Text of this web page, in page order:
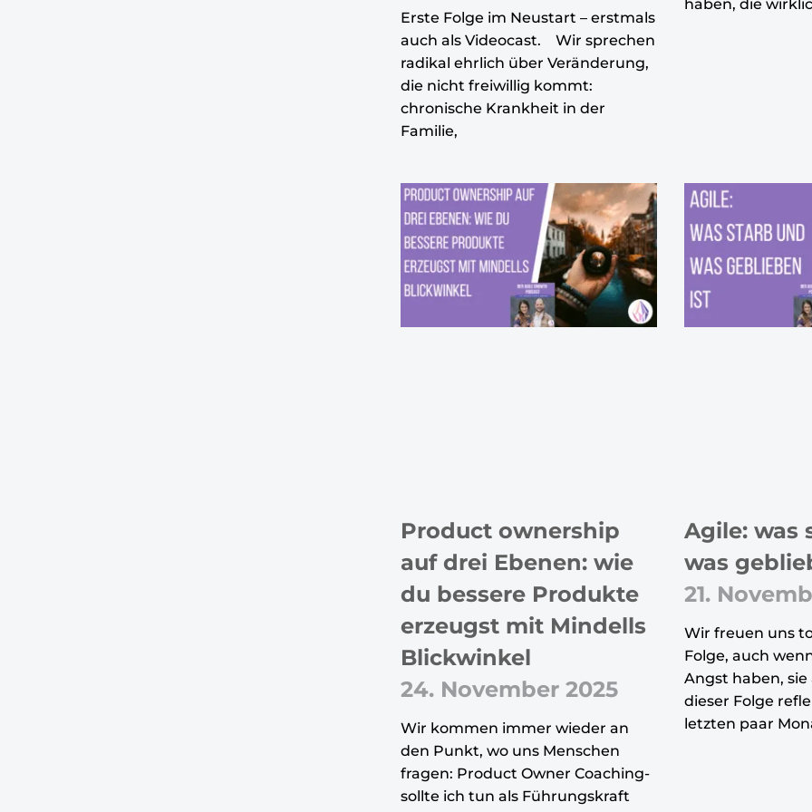
Erste Folge im Neustart – erstmals
auch als Videocast. Wir sprechen
radikal ehrlich über Veränderung,
die nicht freiwillig kommt:
chronische Krankheit in der
Familie,
haben, die
Product ownership
auf drei Ebenen: wie
du bessere Produkte
erzeugst mit Mindells
Blickwinkel
24. November 2025
Wir kommen immer wieder an
den Punkt, wo uns Menschen
fragen: Product Owner Coaching-
sollte ich tun als Führungskraft
Agile: was
was
21.
Wir freuen uns
Folge, auch
Angst haben, sie
dieser Folge
letzten paar